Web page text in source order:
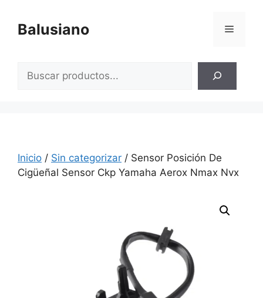
contenido
Balusiano Menú
Inicio / Sin categorizar / Sensor Posición De
Cigüeñal Sensor Ckp Yamaha Aerox Nmax Nvx